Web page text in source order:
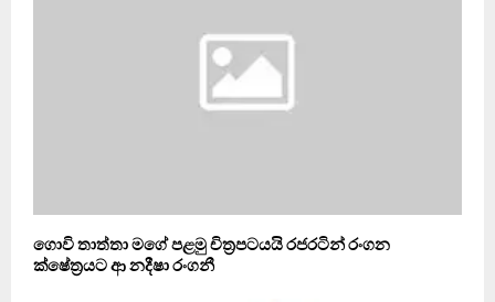
ගොවි තාත්තා ම‍ගේ පළමු චිත්‍රපටයයි රජරටින් රංගන
ක්ෂේත්‍රයට ආ නදීෂා රංගනී